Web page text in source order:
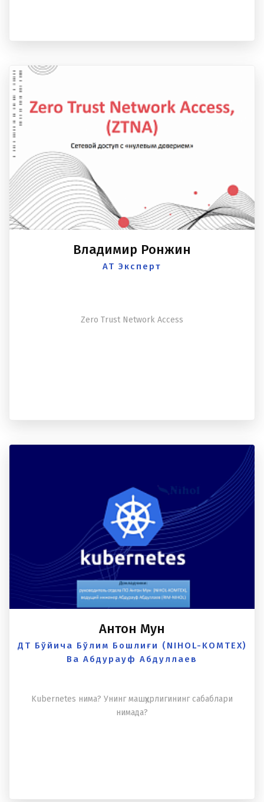
Владимир Ронжин
АТ Эксперт
Zero Trust Network Access
Антон Мун
ДТ Бўйича Бўлим Бошлиғи (NIHOL-KOMTEX)
Ва Абдурауф Абдуллаев
Kubernetes нима? Унинг машҳурлигининг сабаблари
нимада?